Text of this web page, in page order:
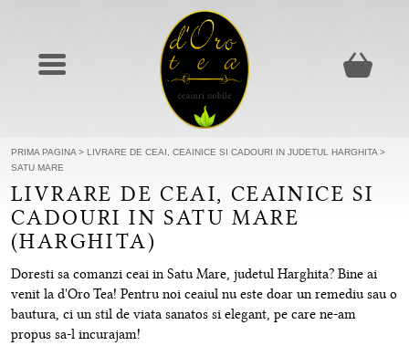
PRIMA PAGINA > LIVRARE DE CEAI, CEAINICE SI CADOURI IN JUDETUL HARGHITA >
SATU MARE
LIVRARE DE CEAI, CEAINICE SI
CADOURI IN SATU MARE
(HARGHITA)
Doresti sa comanzi ceai in Satu Mare, judetul Harghita? Bine ai
venit la d'Oro Tea! Pentru noi ceaiul nu este doar un remediu sau o
bautura, ci un stil de viata sanatos si elegant, pe care ne-am
propus sa-l incurajam!